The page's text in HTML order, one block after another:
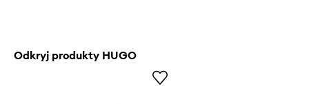
Odkryj produkty HUGO